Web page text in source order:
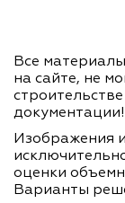
Все
на сайте, не
документации!
Изображения
оценки
Варианты